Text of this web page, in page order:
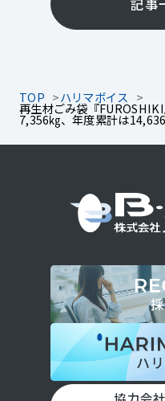
TOP ハリマボイス
再生材ごみ袋『
7,356㎏、年度累計は